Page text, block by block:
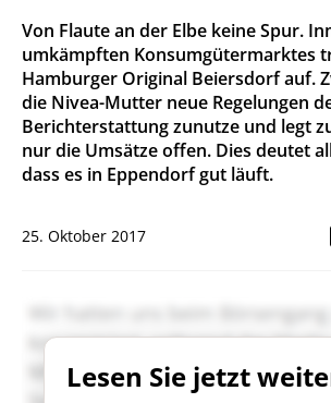
Von Flaute an der Elbe keine Spur.
umkämpften Konsumgütermarktes
Hamburger Original Beiersdorf auf.
die Nivea-Mutter neue Regelungen
Berichterstattung zunutze und legt
nur die Umsätze offen. Dies deutet
dass es in Eppendorf gut läuft.
25. Oktober 2017
Lesen Sie jetzt